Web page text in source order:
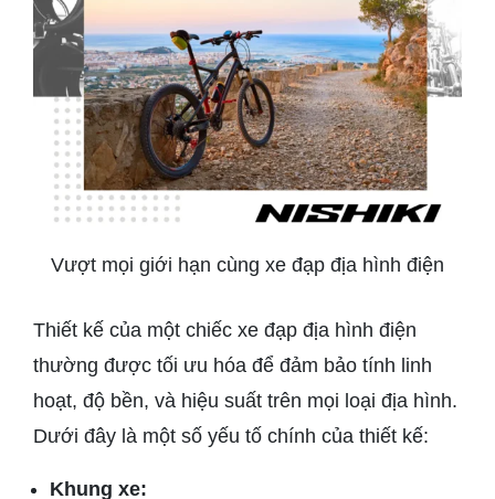
Vượt mọi giới hạn cùng xe đạp địa hình điện
Thiết kế của một chiếc xe đạp địa hình điện
thường được tối ưu hóa để đảm bảo tính linh
hoạt, độ bền, và hiệu suất trên mọi loại địa hình.
Dưới đây là một số yếu tố chính của thiết kế:
Khung xe: